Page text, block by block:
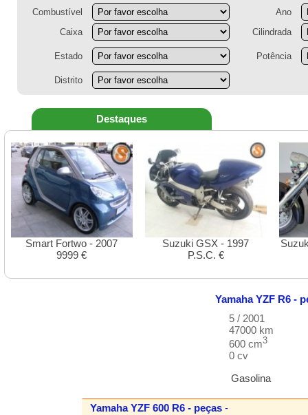
Combustível
Ano
Caixa
Cilindrada
Estado Potência
Distrito
Destaques
Smart Fortwo - 2007
9999 €
Suzuki GSX - 1997
P.S.C. €
Yamaha YZF R6 -
5 / 2001
47000 km
600 cm3
0 cv
Gasolina
Yamaha YZF 600 R6 - peças -